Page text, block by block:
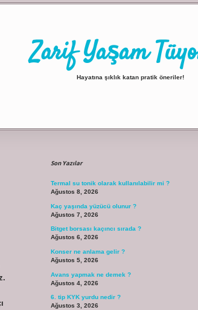
Zarif Yaşam
Hayatına şıklık katan pratik öneriler!
Son Yazılar
Termal su tonik olarak kullanılabilir mi ?
Ağustos 8, 2026
Kaç yaşında yüzücü olunur ?
Ağustos 7, 2026
Bitget borsası kaçıncı sırada ?
Ağustos 6, 2026
Konser ne anlama gelir ?
Ağustos 5, 2026
Avans yapmak ne demek ?
Ağustos 4, 2026
6. tip KYK yurdu nedir ?
Ağustos 3, 2026